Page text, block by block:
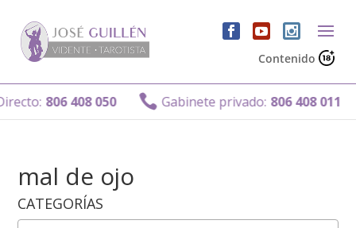
Contenido
806 408 050  Gabinete privado: 806 408 011
mal de ojo
CATEGORÍAS